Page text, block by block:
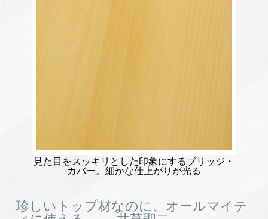
見た目をスッキリとした印象にするブリッジ・
カバー。細かな仕上がりが光る
珍しいトップ材なのに、オールマイテ